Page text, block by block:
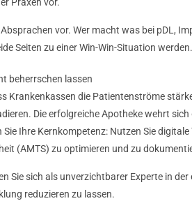
vor. Wer macht was bei pDL,
Seiten zu einer Win-Win-Situation werden.
beherrschen lassen
Krankenkassen die Patientenströme
Die erfolgreiche Apotheke wehrt sich
Ihre Kernkompetenz: Nutzen Sie digitale
(AMTS) zu optimieren und zu
Sie sich als unverzichtbarer Experte in der
reduzieren zu lassen.